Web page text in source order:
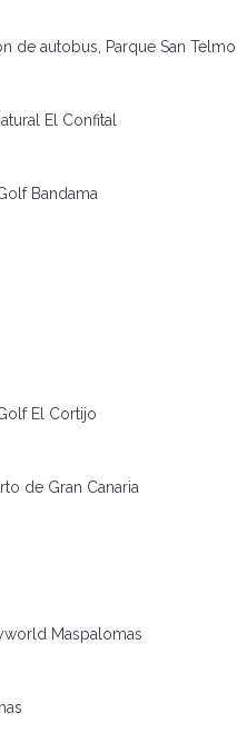
de autobus, Parque San Telmo
El Confital
Bandama
El Cortijo
de Gran Canaria
Maspalomas